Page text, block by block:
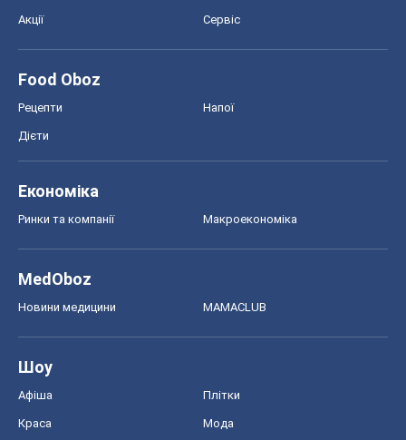
Акції Сервіс
Food Oboz
Рецепти Напої
Дієти
Економіка
Ринки та компанії Макроекономіка
MedOboz
Новини медицини MAMACLUB
Шоу
Афіша Плітки
Краса Мода